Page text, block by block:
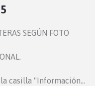
SEGÚN FOTO
casilla "Información…